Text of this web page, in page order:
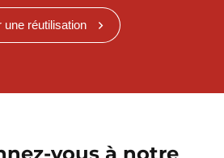
une réutilisation